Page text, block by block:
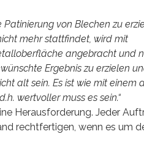
von Blechen zu
mehr stattfindet, wird mit
angebracht und
Ergebnis zu erzielen
alt sein. Es ist wie mit einem
wertvoller muss es sein.“
Herausforderung. Jeder
rechtfertigen, wenn es um